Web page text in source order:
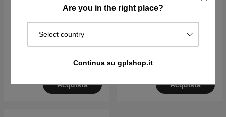
Are you in the right place?
Select country
Continua su gplshop.it
Acquista Acquista